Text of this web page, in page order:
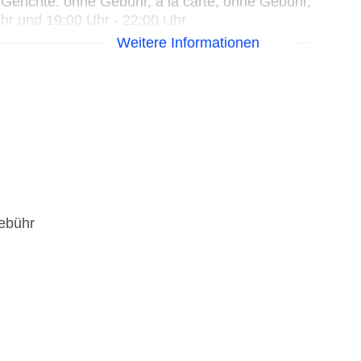
und 19:00 Uhr - 22:00 Uhr
ohne Gebühr, glutenfreie Gerichte: ohne
Weitere Informationen